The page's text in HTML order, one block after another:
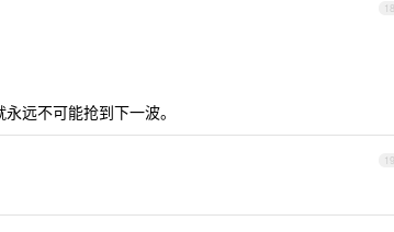
18
远不可能抢到下一波。
19